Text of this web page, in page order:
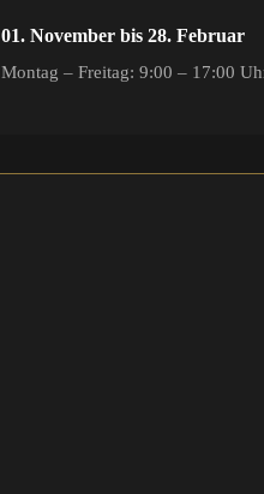
01. November bis 28. Februar
Montag – Freitag: 9:00 – 17:00